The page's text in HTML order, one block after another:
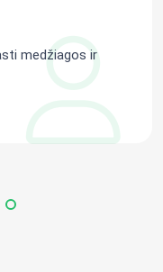
medžiagos ir